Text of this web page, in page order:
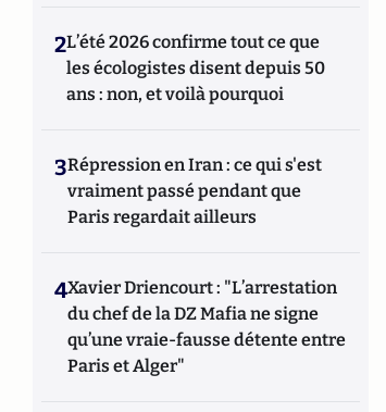
2L’été 2026 confirme tout ce que
les écologistes disent depuis 50
ans : non, et voilà pourquoi
3Répression en Iran : ce qui s'est
vraiment passé pendant que
Paris regardait ailleurs
4Xavier Driencourt : "L’arrestation
du chef de la DZ Mafia ne signe
qu’une vraie-fausse détente entre
Paris et Alger"